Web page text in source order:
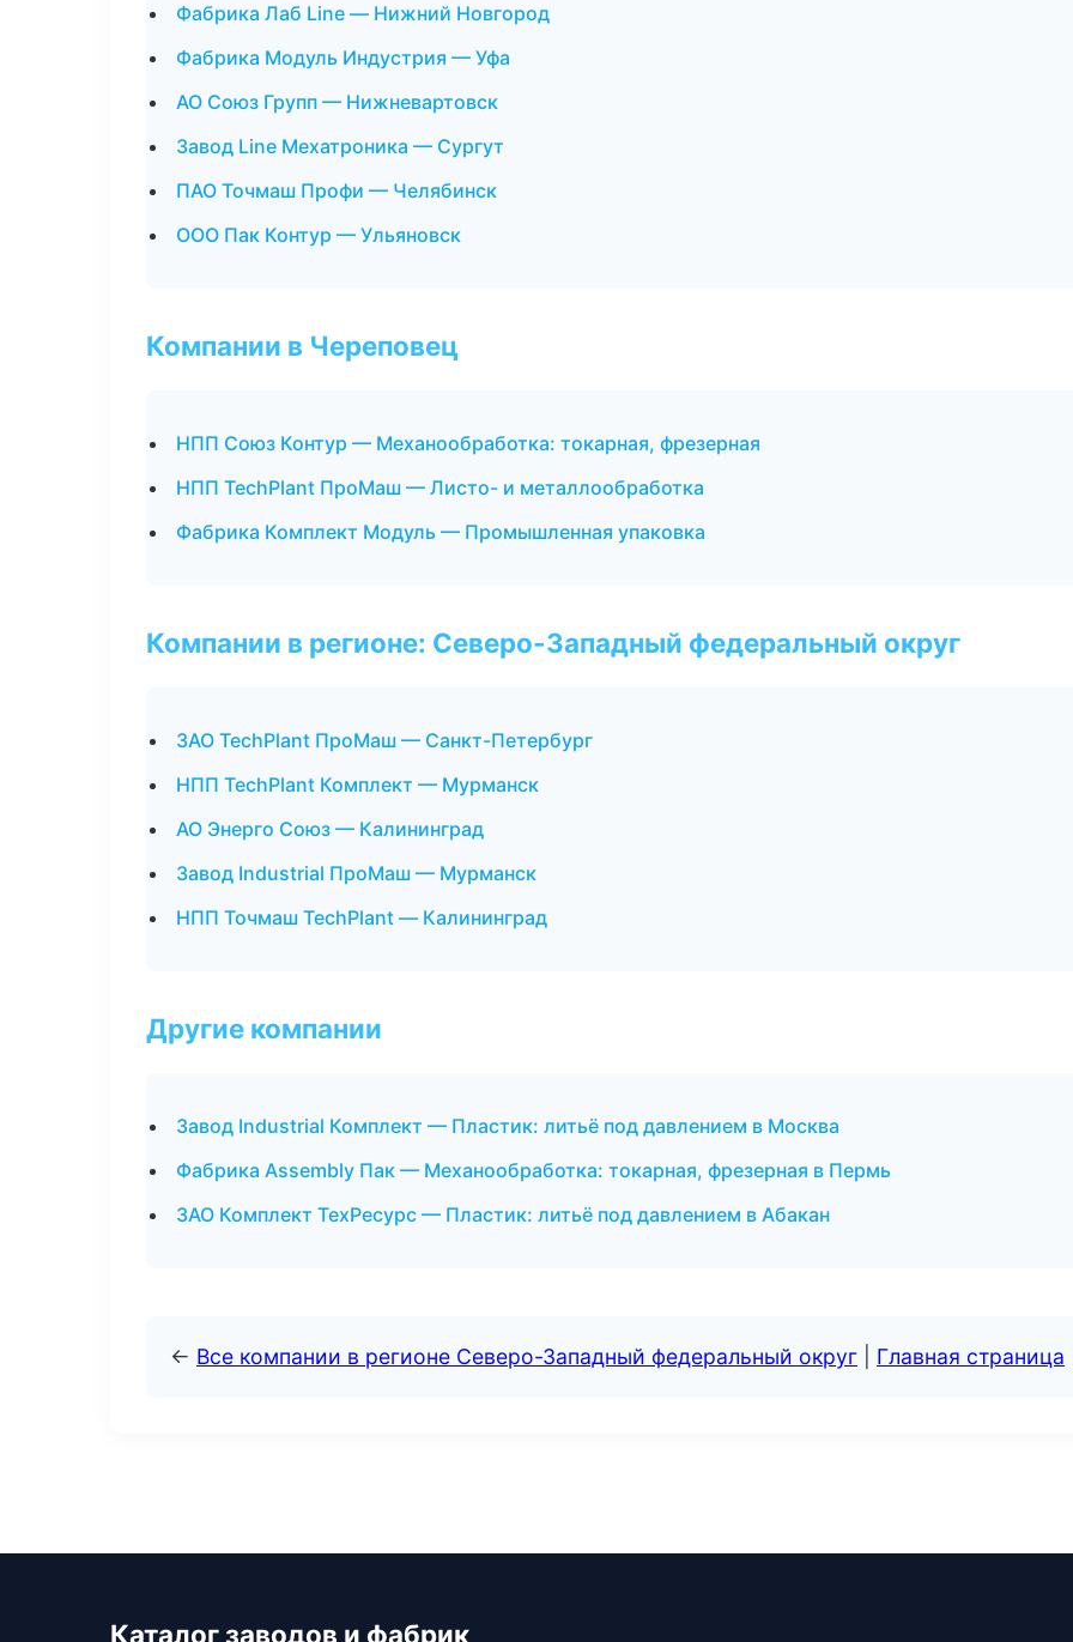
Фабрика Лаб Line — Нижний Новгород
Фабрика Модуль Индустрия — Уфа
АО Союз Групп — Нижневартовск
Завод Line Мехатроника — Сургут
ПАО Точмаш Профи — Челябинск
ООО Пак Контур — Ульяновск
Компании в Череповец
НПП Союз Контур — Механообработка: токарная, фрезерная
НПП TechPlant ПроМаш — Листо- и металлообработка
Фабрика Комплект Модуль — Промышленная упаковка
Компании в регионе: Северо-Западный федеральный округ
ЗАО TechPlant ПроМаш — Санкт-Петербург
НПП TechPlant Комплект — Мурманск
АО Энерго Союз — Калининград
Завод Industrial ПроМаш — Мурманск
НПП Точмаш TechPlant — Калининград
Другие компании
Завод Industrial Комплект — Пластик: литьё под давлением в Москва
Фабрика Assembly Пак — Механообработка: токарная, фрезерная в Пермь
ЗАО Комплект ТехРесурс — Пластик: литьё под давлением в Абакан
← Все компании в регионе Северо-Западный федеральный округ Главная страница
Каталог заводов и фабрик